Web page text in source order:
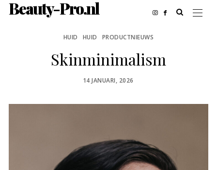
Beauty-Pro.nl
HUID HUID PRODUCTNIEUWS
Skinminimalism
POSTED
14 JANUARI, 2026